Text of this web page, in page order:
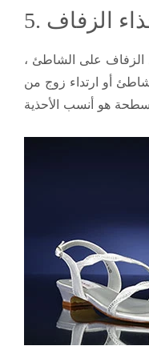
حذاء الزفاف
الزفاف على الشاطئ ،
أو ارتداء زوج من